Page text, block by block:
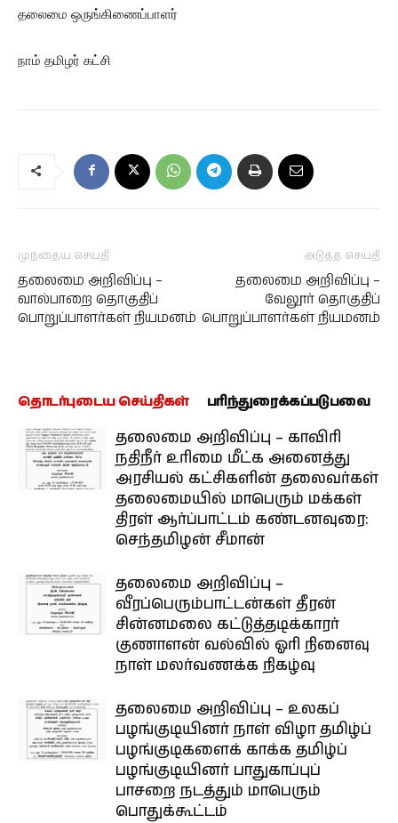
தலைமை ஒருங்கிணைப்பாளர்
நாம் தமிழர் கட்சி
முந்தைய செய்தி
தலைமை அறிவிப்பு –
வால்பாறை தொகுதிப்
பொறுப்பாளர்கள் நியமனம்
அடுத்த செய்தி
தலைமை அறிவிப்பு –
வேலூர் தொகுதிப்
பொறுப்பாளர்கள் நியமனம்
தொடர்புடைய செய்திகள் பரிந்துரைக்கப்படுபவை
தலைமை அறிவிப்பு – காவிரி
நதிநீர் உரிமை மீட்க அனைத்து
அரசியல் கட்சிகளின் தலைவர்கள்
தலைமையில் மாபெரும் மக்கள்
திரள் ஆர்ப்பாட்டம் கண்டனவுரை:
செந்தமிழன் சீமான்
தலைமை அறிவிப்பு –
வீரப்பெரும்பாட்டன்கள் தீரன்
சின்னமலை கட்டுத்தடிக்காரர்
குணாளன் வல்வில் ஓரி நினைவு
நாள் மலர்வணக்க நிகழ்வு
தலைமை அறிவிப்பு – உலகப்
பழங்குடியினர் நாள் விழா தமிழ்ப்
பழங்குடிகளைக் காக்க தமிழ்ப்
பழங்குடியினர் பாதுகாப்புப்
பாசறை நடத்தும் மாபெரும்
பொதுக்கூட்டம்